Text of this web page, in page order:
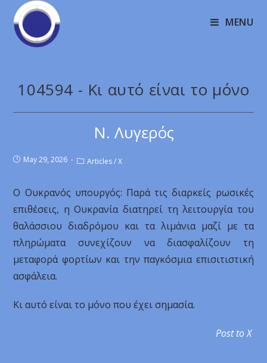
MENU
104594 - Κι αυτό είναι το μόνο
Ν. Λυγερός
May 29, 2026 Articles / X
Ο Ουκρανός υπουργός: Παρά τις διαρκείς ρωσικές
επιθέσεις, η Ουκρανία διατηρεί τη λειτουργία του
θαλάσσιου διαδρόμου και τα λιμάνια μαζί με τα
πληρώματα συνεχίζουν να διασφαλίζουν τη
μεταφορά φορτίων και την παγκόσμια επισιτιστική
ασφάλεια.
Κι αυτό είναι το μόνο που έχει σημασία.
Post to X